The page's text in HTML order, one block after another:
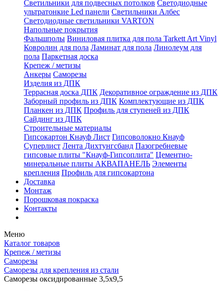
Светильники для подвесных потолков Светодиодные
ультратонкие Led панели Светильники Албес
Светодиодные светильники VARTON
Напольные покрытия
Фальшполы Виниловая плитка для пола Tarkett Art Vinyl
Ковролин для пола Ламинат для пола Линолеум для
пола Паркетная доска
Крепеж / метизы
Анкеры Саморезы
Изделия из ДПК
Террасная доска ДПК Декоративное ограждение из ДПК
Заборный профиль из ДПК Комплектующие из ДПК
Планкен из ДПК Профиль для ступеней из ДПК
Сайдинг из ДПК
Строительные материалы
Гипсокартон Кнауф Лист Гипсоволокно Кнауф
Суперлист Лента Дихтунгсбанд Пазогребневые
гипсовые плиты "Кнауф-Гипсоплита" Цементно-
минеральные плиты АКВАПАНЕЛЬ Элементы
крепления Профиль для гипсокартона
Доставка
Монтаж
Порошковая покраска
Контакты
Меню
Каталог товаров
Крепеж / метизы
Саморезы
Саморезы для крепления из стали
Саморезы оксидированные 3,5х9,5